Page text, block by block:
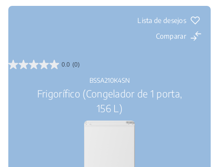
Lista de desejos
Comparar
0.0 (0)
0.0
BSSA210K4SN
Frigorífico (Congelador de 1 porta,
156 L)